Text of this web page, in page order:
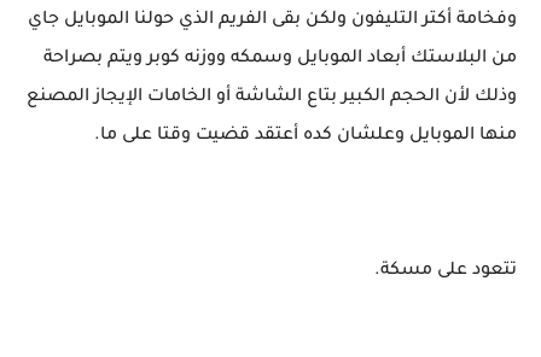
وفخامة أكتر التليفون ولكن بقى الفريم الذي حولنا الموبايل جاي
من البلاستك أبعاد الموبايل وسمكه ووزنه كوبر ويتم بصراحة
وذلك لأن الحجم الكبير بتاع الشاشة أو الخامات الإيجاز المصنع
منها الموبايل وعلشان كده أعتقد قضيت وقتا على ما.
تتعود على مسكة.